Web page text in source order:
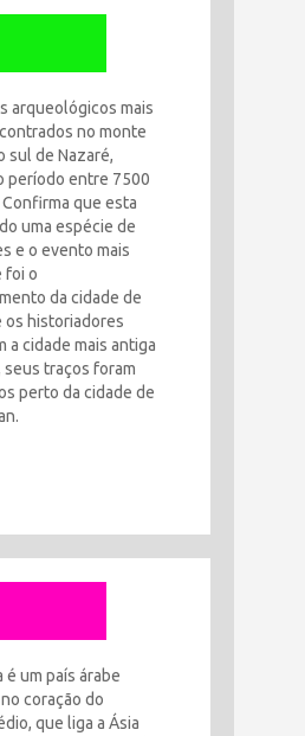
arqueológicos mais
no monte
sul de Nazaré,
período entre 7500
Confirma que esta
uma espécie de
e o evento mais
foi o
da cidade de
os historiadores
a cidade mais antiga
seus traços foram
perto da cidade de
é um país árabe
coração do
que liga a Ásia